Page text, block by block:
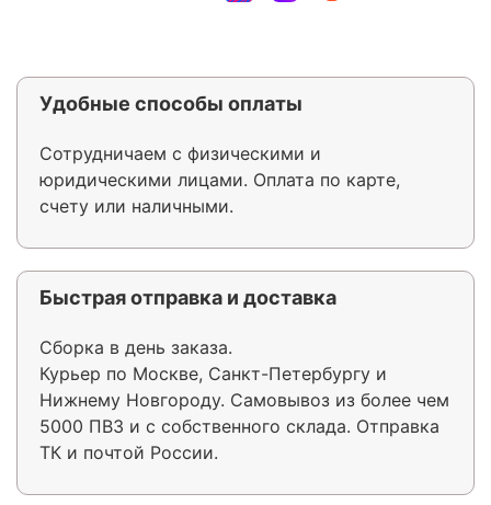
Удобные способы оплаты
Сотрудничаем с физическими и
юридическими лицами. Оплата по карте,
счету или наличными.
Быстрая отправка и доставка
Сборка в день заказа.
Курьер по Москве, Санкт-Петербургу и
Нижнему Новгороду. Самовывоз из более чем
5000 ПВЗ и с собственного склада. Отправка
ТК и почтой России.